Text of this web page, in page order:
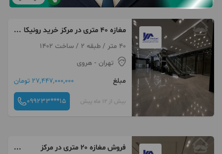
مغازه 40 متری در مرکز خرید رونیکا
مال هروی
40 متر / طبقه 2 / ساخت 1402
تهران - هروی
مبلغ
27,447,000,000 تومان
بیش از 12 ماه پیش 099233***15
فروش مغازه 20 متری در مرکز